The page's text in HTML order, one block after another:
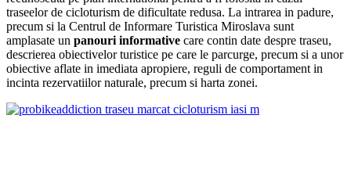
traseelor de cicloturism de dificultate redusa. La intrarea in padure,
precum si la Centrul de Informare Turistica Miroslava sunt
amplasate un panouri informative care contin date despre traseu,
descrierea obiectivelor turistice pe care le parcurge, precum si a unor
obiective aflate in imediata apropiere, reguli de comportament in
incinta rezervatiilor naturale, precum si harta zonei.